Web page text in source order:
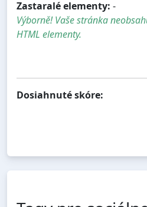
Zastaralé elementy: -
Výborně! Vaše stránka
HTML elementy.
Dosiahnuté skóre: